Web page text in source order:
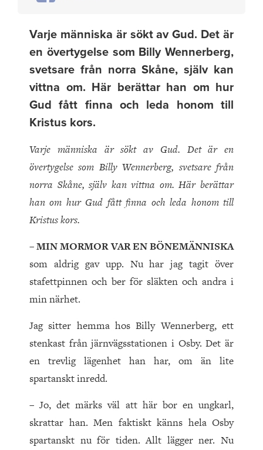
Varje människa är sökt av Gud. Det är
en övertygelse som Billy Wennerberg,
svetsare från norra Skåne, själv kan
vittna om. Här berättar han om hur
Gud fått finna och leda honom till
Kristus kors.
Varje människa är sökt av Gud. Det är en
övertygelse som Billy Wennerberg, svetsare från
norra Skåne, själv kan vittna om. Här berättar
han om hur Gud fått finna och leda honom till
Kristus kors.
– MIN MORMOR VAR EN BÖNEMÄNNISKA
som aldrig gav upp. Nu har jag tagit över
stafettpinnen och ber för släkten och andra i
min närhet.
Jag sitter hemma hos Billy Wennerberg, ett
stenkast från järnvägsstationen i Osby. Det är
en trevlig lägenhet han har, om än lite
spartanskt inredd.
– Jo, det märks väl att här bor en ungkarl,
skrattar han. Men faktiskt känns hela Osby
spartanskt nu för tiden. Allt lägger ner. Nu